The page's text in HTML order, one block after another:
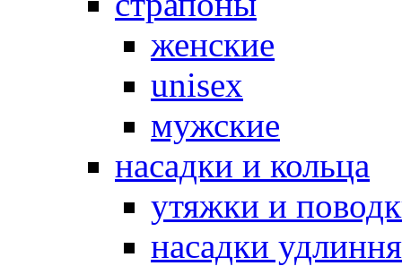
женские
unisex
мужские
насадки и кольца
утяжки и
насадки